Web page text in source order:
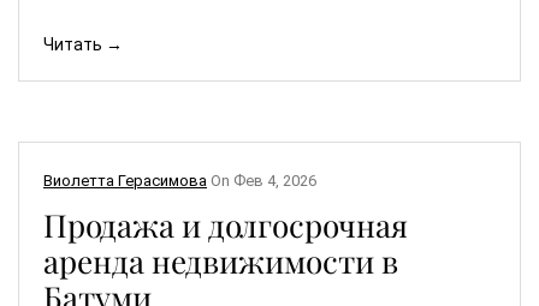
Читать →
Виолетта Герасимова On Фев 4, 2026
Продажа и долгосрочная
аренда недвижимости в
Батуми